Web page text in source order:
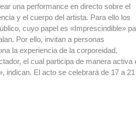
una performance en directo sobre el
y el cuerpo del artista. Para ello los
cuyo papel es «Imprescindible»
Por ello, invitan a personas
la experiencia de la corporeidad,
el cual participa de manera activa
indican. El acto se celebrará de 17 a 21